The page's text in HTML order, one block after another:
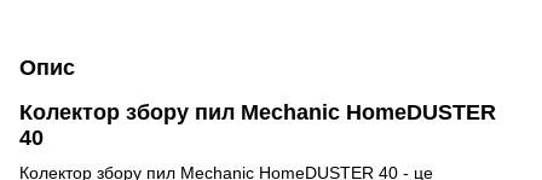
Опис
Колектор збору пил Mechanic HomeDUSTER
40
Колектор збору пил Mechanic HomeDUSTER 40 - це